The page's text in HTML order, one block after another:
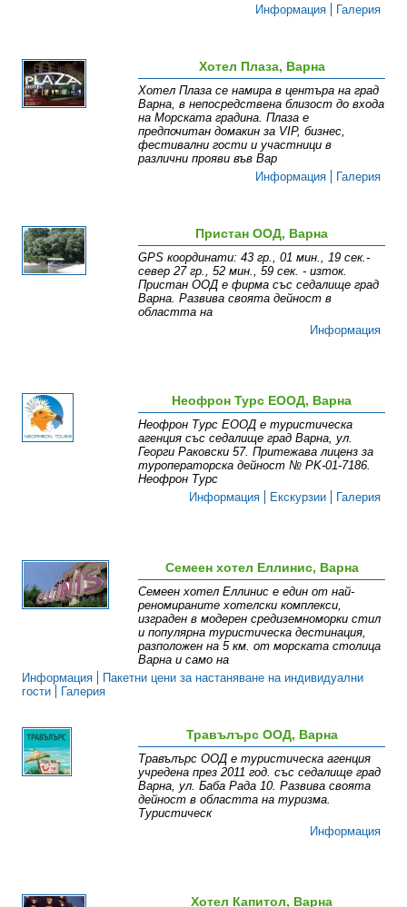
Информация
Галерия
Хотел Плаза, Варна
Хотел Плаза се намира в центъра на град
Варна, в непосредствена близост до входа
на Морската градина. Плаза е
предпочитан домакин за VIP, бизнес,
фестивални гости и участници в
различни прояви във Вар
Информация
Галерия
Пристан ООД, Варна
GPS координати: 43 гр., 01 мин., 19 сек.-
север 27 гр., 52 мин., 59 сек. - изток.
Пристан ООД е фирма със седалище град
Варна. Развива своята дейност в
областта на
Информация
Неофрон Турс ЕООД, Варна
Неофрон Турс ЕООД е туристическа
агенция със седалище град Варна, ул.
Георги Раковски 57. Притежава лиценз за
туроператорска дейност № PK-01-7186.
Неофрон Турс
Информация
Екскурзии Галерия
Семеен хотел Еллинис, Варна
Семеен хотел Еллинис е един от най-
реномираните хотелски комплекси,
изграден в модерен средиземноморки стил
и популярна туристическа дестинация,
разположен на 5 км. от морската столица
Варна и само на
Информация
Пакетни цени за настаняване на индивидуални
гости
Галерия
Травълърс ООД, Варна
Травълърс ООД е туристическа агенция
учредена през 2011 год. със седалище град
Варна, ул. Баба Рада 10. Развива своята
дейност в областта на туризма.
Туристическ
Информация
Хотел Капитол, Варна